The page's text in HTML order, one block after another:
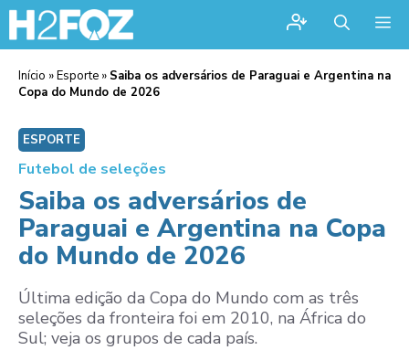
Início »Esporte » Saiba os adversários de Paraguai e Argentina na
Copa do Mundo de 2026
ESPORTE
Futebol de seleções
Saiba os adversários de
Paraguai e Argentina na Copa
do Mundo de 2026
Última edição da Copa do Mundo com as três
seleções da fronteira foi em 2010, na África do
Sul; veja os grupos de cada país.